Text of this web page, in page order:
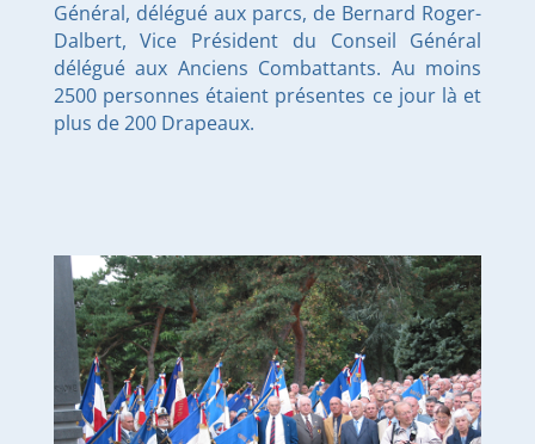
Général, délégué aux parcs, de Bernard Roger-
Dalbert, Vice Président du Conseil Général
délégué aux Anciens Combattants. Au moins
2500 personnes étaient présentes ce jour là et
plus de 200 Drapeaux.